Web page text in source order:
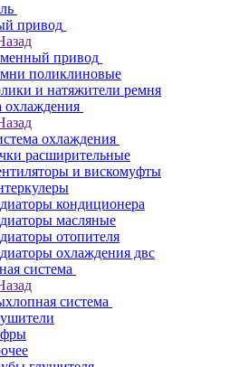
привод
привод
поликлиновые
и натяжители ремня
охлаждения
охлаждения
расширительные
и вискомуфты
кондиционера
масляные
отопителя
охлаждения двс
система
система